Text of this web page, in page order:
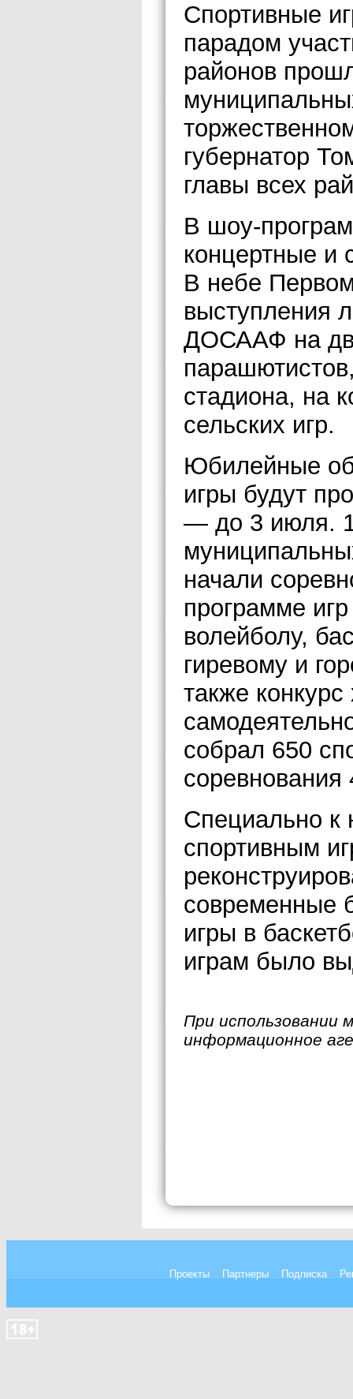
Спортивные
парадом
районов
губернатор
главы всех
В шоу-
концертные и
В небе
выступления
ДОСААФ на
стадиона, на
сельских игр.
Юбилейные
игры будут
— до 3 июля.
начали
программе
волейболу,
гиревому и
также
собрал 650
соревнования
Специально к
спортивным
современные
игры в
играм было
При использовании
информационное
Проекты Партнеры Подписка